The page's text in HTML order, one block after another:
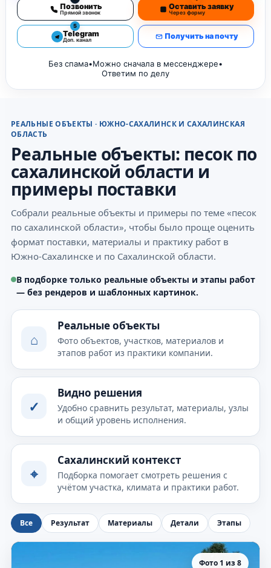
Позвонить
Прямой звонок
Оставить заявку
Через форму
5
Telegram
Доп. канал Получить на почту
Без спама•Можно сначала в мессенджере•
Ответим по делу
РЕАЛЬНЫЕ ОБЪЕКТЫ · ЮЖНО-САХАЛИНСК И САХАЛИНСКАЯ
ОБЛАСТЬ
Реальные объекты: песок по
сахалинской области и
примеры поставки
Собрали реальные объекты и примеры по теме «песок
по сахалинской области», чтобы было проще оценить
формат поставки, материалы и практику работ в
Южно-Сахалинске и по Сахалинской области.
В подборке только реальные объекты и этапы работ
— без рендеров и шаблонных картинок.
⌂
Реальные объекты
Фото объектов, участков, материалов и
этапов работ из практики компании.
✓
Видно решения
Удобно сравнить результат, материалы, узлы
и общий уровень исполнения.
⌖
Сахалинский контекст
Подборка помогает смотреть решения с
учётом участка, климата и практики работ.
Все Результат Материалы Детали Этапы
Фото 1 из 8